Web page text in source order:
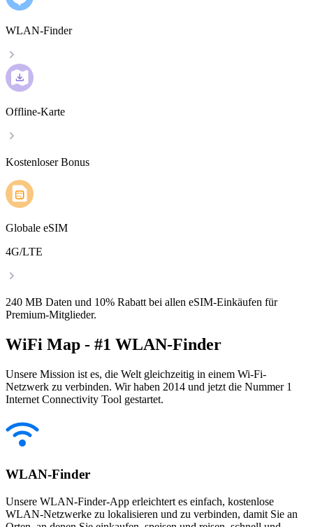
WLAN-Finder
Offline-Karte
Kostenloser Bonus
Globale eSIM
4G/LTE
240 MB Daten und 10% Rabatt bei allen eSIM-Einkäufen für
Premium-Mitglieder.
WiFi Map - #1 WLAN-Finder
Unsere Mission ist es, die Welt gleichzeitig in einem Wi-Fi-
Netzwerk zu verbinden. Wir haben 2014 und jetzt die Nummer 1
Internet Connectivity Tool gestartet.
WLAN-Finder
Unsere WLAN-Finder-App erleichtert es einfach, kostenlose
WLAN-Netzwerke zu lokalisieren und zu verbinden, damit Sie an